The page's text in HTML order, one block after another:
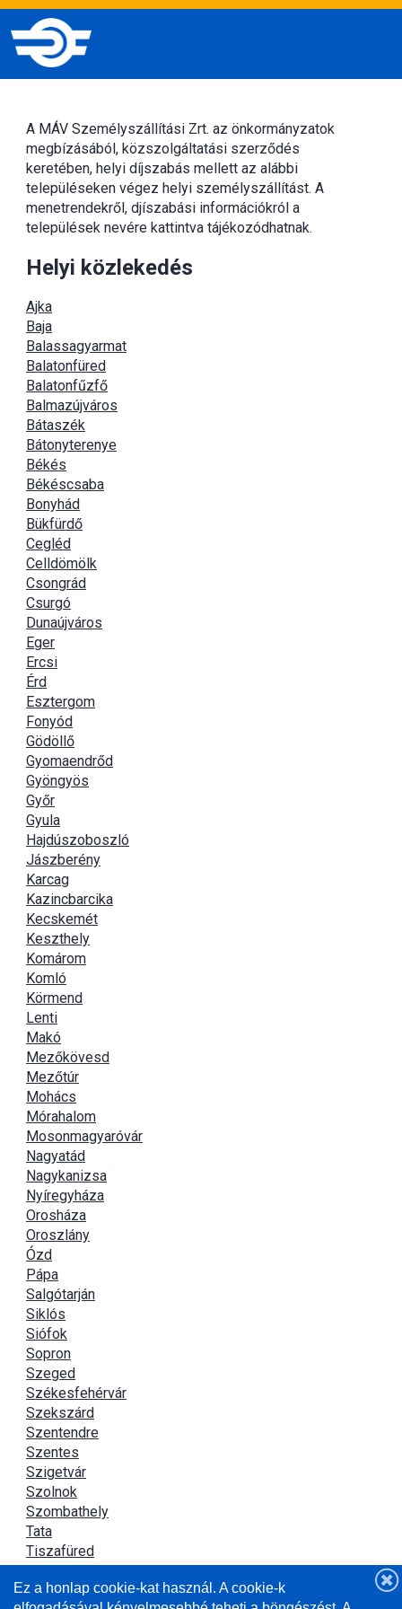
A MÁV Személyszállítási Zrt. az önkormányzatok
megbízásából, közszolgáltatási szerződés
keretében, helyi díjszabás mellett az alábbi
településeken végez helyi személyszállítást. A
menetrendekről, djíszabási információkról a
települések nevére kattintva tájékozódhatnak.
Helyi közlekedés
Ajka
Baja
Balassagyarmat
Balatonfüred
Balatonfűzfő
Balmazújváros
Bátaszék
Bátonyterenye
Békés
Békéscsaba
Bonyhád
Bükfürdő
Cegléd
Celldömölk
Csongrád
Csurgó
Dunaújváros
Eger
Ercsi
Érd
Esztergom
Fonyód
Gödöllő
Gyomaendrőd
Gyöngyös
Győr
Gyula
Hajdúszoboszló
Jászberény
Karcag
Kazincbarcika
Kecskemét
Keszthely
Komárom
Komló
Körmend
Lenti
Makó
Mezőkövesd
Mezőtúr
Mohács
Mórahalom
Mosonmagyaróvár
Nagyatád
Nagykanizsa
Nyíregyháza
Orosháza
Oroszlány
Ózd
Pápa
Salgótarján
Siklós
Siófok
Sopron
Szeged
Székesfehérvár
Szekszárd
Szentendre
Szentes
Szigetvár
Szolnok
Szombathely
Tata
Tiszafüred
Újszász
Ez a honlap cookie-kat használ. A cookie-k